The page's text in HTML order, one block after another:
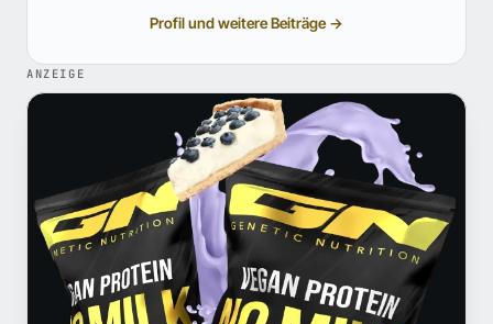
Profil und weitere Beiträge →
ANZEIGE